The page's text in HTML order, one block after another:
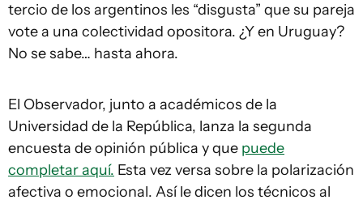
tercio de los argentinos les “disgusta” que su pareja
vote a una colectividad opositora. ¿Y en Uruguay?
No se sabe… hasta ahora.
El Observador, junto a académicos de la
Universidad de la República, lanza la segunda
encuesta de opinión pública y que puede
completar aquí. Esta vez versa sobre la polarización
afectiva o emocional. Así le dicen los técnicos al